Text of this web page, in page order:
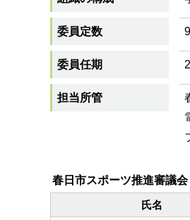
委員定数
委員任期
担当所管
春日市スポーツ推進審議
氏名